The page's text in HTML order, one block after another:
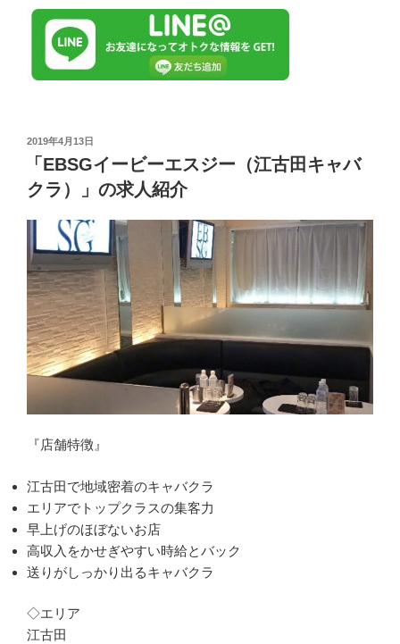
投
稿
2019年4月13日
「EBSGイービーエスジー（江古田キャバ
クラ）」の求人紹介
『店舗特徴』
江古田で地域密着のキャバクラ
エリアでトップクラスの集客力
早上げのほぼないお店
高収入をかせぎやすい時給とバック
送りがしっかり出るキャバクラ
◇エリア
江古田